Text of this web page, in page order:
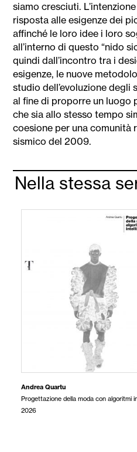
siamo cresciuti.
risposta alle esigenze dei
affinché le loro idee i loro
all’interno di questo “nido
quindi dall’incontro tra i
esigenze, le nuove
studio dell’evoluzione degli
al fine di proporre un luogo
che sia allo stesso tempo
coesione per una comunità
sismico del 2009.
Nella stessa
Andrea Quartu
Progettazione della moda con algoritmi
2026